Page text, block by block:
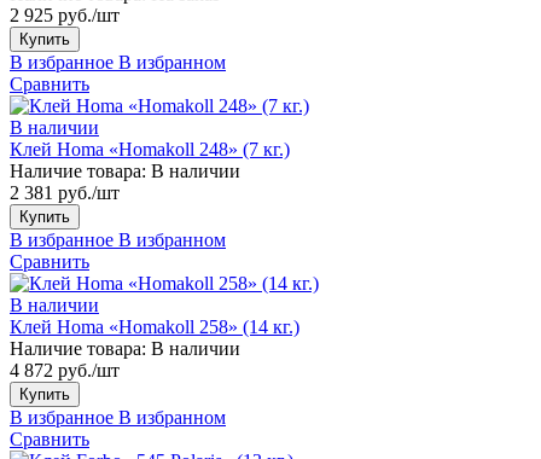
2 925 руб./шт
Купить
В избранное В избранном
Сравнить
В наличии
Клей Homa «Homakoll 248» (7 кг.)
Наличие товара: В наличии
2 381 руб./шт
Купить
В избранное В избранном
Сравнить
В наличии
Клей Homa «Homakoll 258» (14 кг.)
Наличие товара: В наличии
4 872 руб./шт
Купить
В избранное В избранном
Сравнить